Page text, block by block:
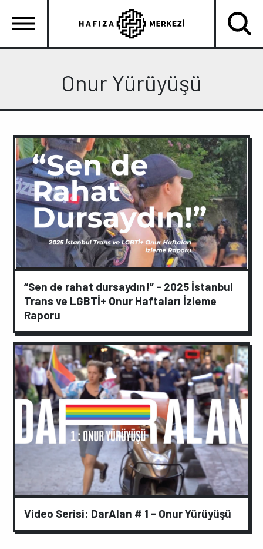
atla
Onur Yürüyüşü
“Sen de rahat dursaydın!” - 2025 İstanbul
Trans ve LGBTİ+ Onur Haftaları İzleme
Raporu
Video Serisi: DarAlan # 1 - Onur Yürüyüşü